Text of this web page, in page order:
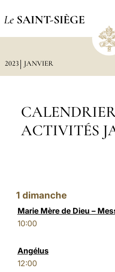
Le SAINT-SIÈGE
2023 JANVIER
ACTIVITÉS
1 dimanche
Marie Mère de Dieu –
10:00
Angélus
12:00